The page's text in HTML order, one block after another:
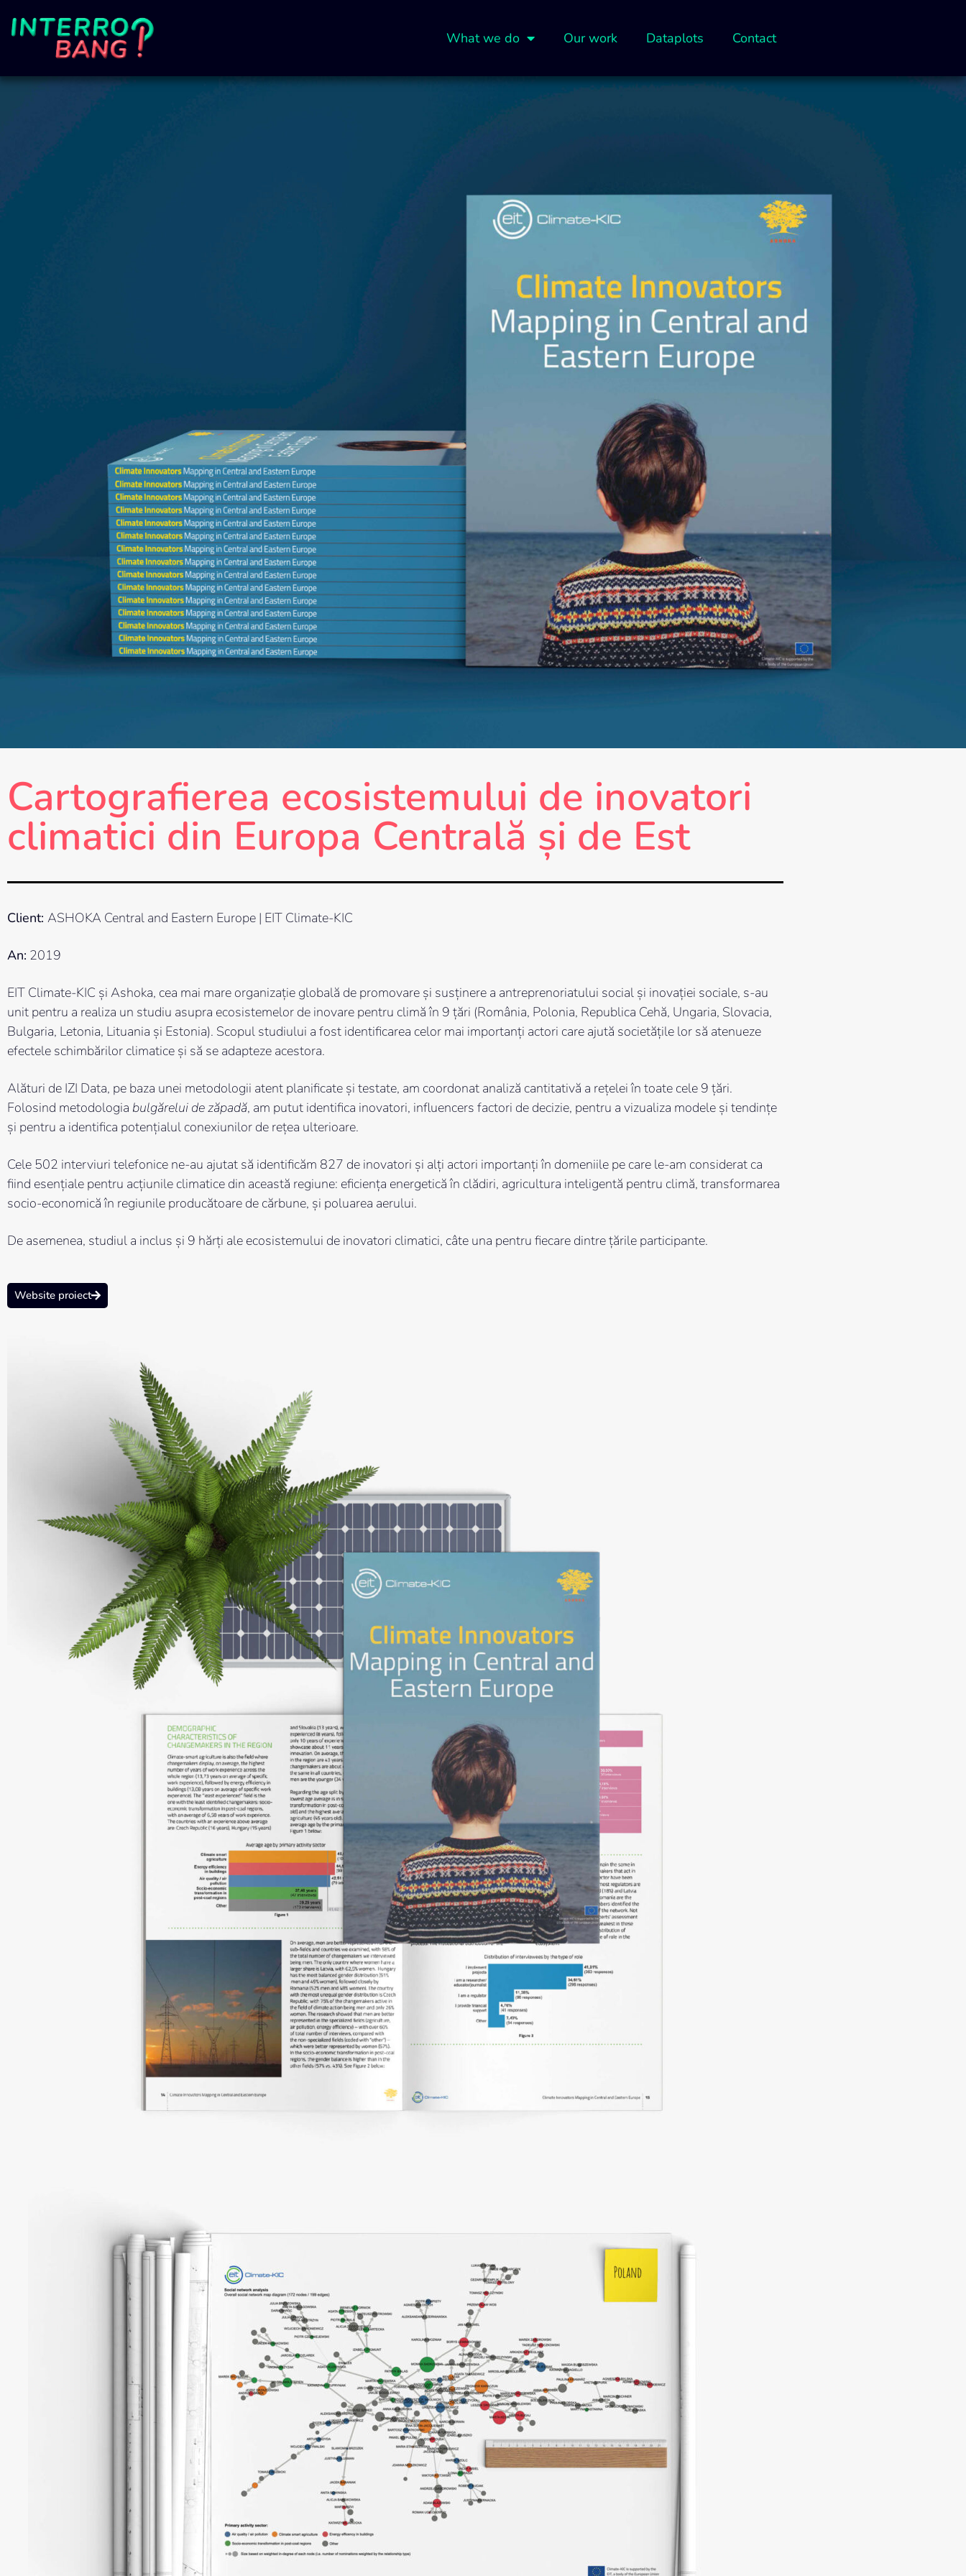
What we do Our work Dataplots Contact
Cartografierea ecosistemului de inovatori
climatici din Europa Centrală și de Est
Client: ASHOKA Central and Eastern Europe | EIT Climate-KIC
An: 2019
EIT Climate-KIC și Ashoka, cea mai mare organizație globală de promovare și susținere a antreprenoriatului social și inovației sociale, s-au
unit pentru a realiza un studiu asupra ecosistemelor de inovare pentru climă în 9 țări (România, Polonia, Republica Cehă, Ungaria, Slovacia,
Bulgaria, Letonia, Lituania și Estonia). Scopul studiului a fost identificarea celor mai importanți actori care ajută societățile lor să atenueze
efectele schimbărilor climatice și să se adapteze acestora.
Alături de IZI Data, pe baza unei metodologii atent planificate și testate, am coordonat analiză cantitativă a rețelei în toate cele 9 țări.
Folosind metodologia bulgărelui de zăpadă, am putut identifica inovatori, influencers factori de decizie, pentru a vizualiza modele și tendințe
și pentru a identifica potențialul conexiunilor de rețea ulterioare.
Cele 502 interviuri telefonice ne-au ajutat să identificăm 827 de inovatori și alți actori importanți în domeniile pe care le-am considerat ca
fiind esențiale pentru acțiunile climatice din această regiune: eficiența energetică în clădiri, agricultura inteligentă pentru climă, transformarea
socio-economică în regiunile producătoare de cărbune, și poluarea aerului.
De asemenea, studiul a inclus și 9 hărți ale ecosistemului de inovatori climatici, câte una pentru fiecare dintre țările participante.
Website proiect